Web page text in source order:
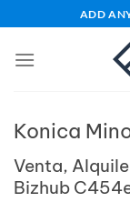
al
contenido
ADD
Konica
Venta,
Bizhub